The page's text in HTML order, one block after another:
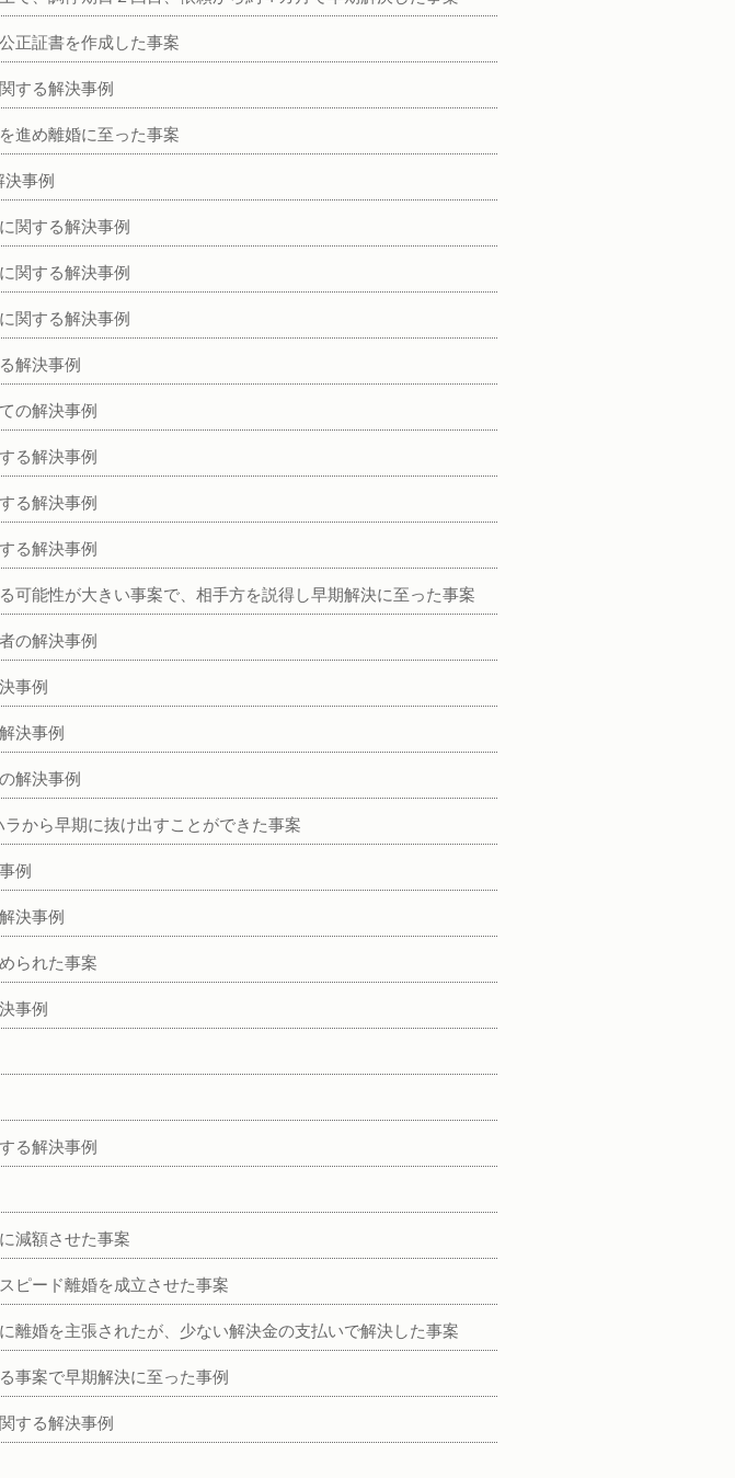
正証書を作成した事案
する解決事例
進め離婚に至った事案
決事例
関する解決事例
関する解決事例
関する解決事例
解決事例
の解決事例
る解決事例
る解決事例
る解決事例
可能性が大きい事案で、相手方を説得し早期解決に至った事案
の解決事例
事例
決事例
解決事例
から早期に抜け出すことができた事案
例
決事例
られた事案
事例
る解決事例
減額させた事案
ピード離婚を成立させた事案
離婚を主張されたが、少ない解決金の支払いで解決した事案
事案で早期解決に至った事例
する解決事例